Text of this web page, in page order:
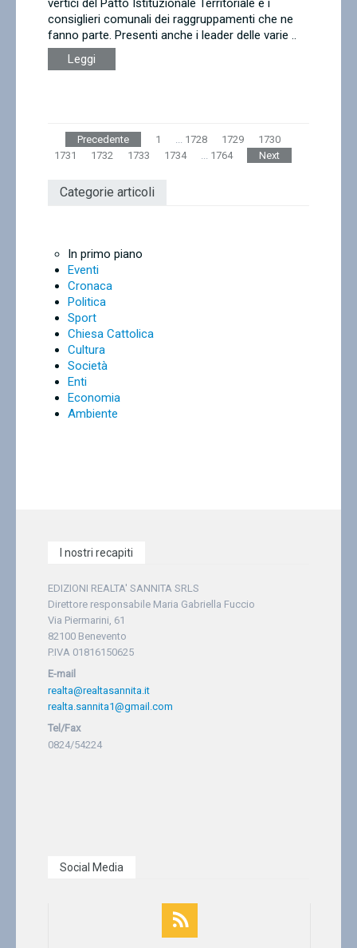
vertici del Patto Istituzionale Territoriale e i
consiglieri comunali dei raggruppamenti che ne
fanno parte. Presenti anche i leader delle varie ..
Leggi
Precedente 1 ... 1728 1729
1730
1731
1732 1733 1734 ... 1764 Next
Categorie articoli
In primo piano
Eventi
Cronaca
Politica
Sport
Chiesa Cattolica
Cultura
Società
Enti
Economia
Ambiente
I nostri recapiti
EDIZIONI REALTA' SANNITA SRLS
Direttore responsabile Maria Gabriella Fuccio
Via Piermarini, 61
82100 Benevento
P.IVA 01816150625
E-mail
realta@realtasannita.it
realta.sannita1@gmail.com
Tel/Fax
0824/54224
Social Media